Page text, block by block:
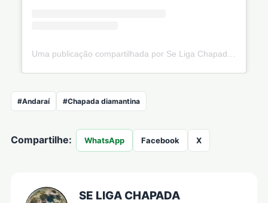
#Andaraí #Chapada diamantina
Compartilhe: WhatsApp Facebook X
SE LIGA CHAPADA